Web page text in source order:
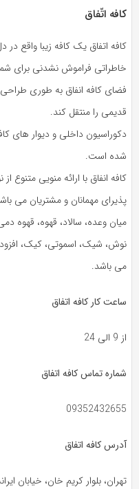
کافه اتّفاق
کافه اتفاق یک کافه زیبا واقع در
خاطراتی فراموش نشدنی برای
فضای کافه انفاق به طوری
قدیمی را منتقل کند.
دکوراسیون داخلی و دیوار های
شده است.
کافه انفاق با ارائه منویی
پذیرای مهمانان و مشتریان می
میان وعده، سالاد، قهوه، قهوه
نوش، شیک، اسموتی، کیک،
می باشد.
ساعت کار کافه اتفاق
از 9 الی 24
شماره تماس کافه اتفاق
09352432655
آدرس کافه اتفاق
تهران، بلوار کریم خان، خیابان